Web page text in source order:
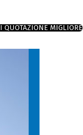
QUOTAZIONE MIGLIORE